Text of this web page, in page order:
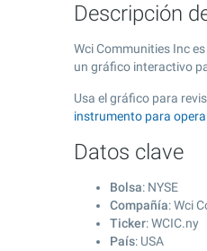
Descripción
Wci Communities Inc
un gráfico interactivo
Usa el gráfico para
instrumento para
Datos clave
Bolsa: NYSE
Compañía: Wci
Ticker: WCIC.ny
País: USA